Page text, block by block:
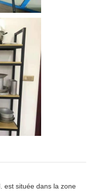
est située dans la zone